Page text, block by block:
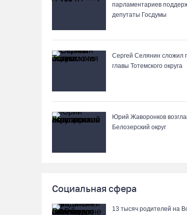
парламентариев
депутаты Госдумы
Сергей Селянин сложил
главы Тотемского округа
Юрий Жаворонков
Белозерский округ
Социальная сфера
13 тысяч родителей на